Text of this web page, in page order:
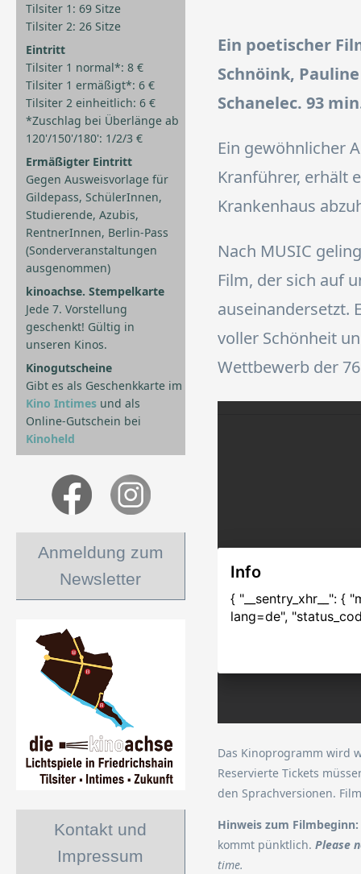
Ein poetischer
Schnöink,
Schanelec. 93
Ein gewöhnlicher
Kranführer, erhält
Krankenhaus
Nach MUSIC
Film, der sich auf
auseinandersetzt.
voller Schönheit
Wettbewerb der
Das Kinoprogramm wird
Reservierte Tickets
den Sprachversionen.
Hinweis zum Filmbeginn:
kommt pünktlich. Please
time.
Tilsiter 1: 69 Sitze
Tilsiter 2: 26 Sitze
Eintritt
Tilsiter 1 normal*: 8 €
Tilsiter 1 ermäßigt*: 6 €
Tilsiter 2 einheitlich: 6 €
*Zuschlag bei Überlänge ab
120'/150'/180': 1/2/3 €
Ermäßigter Eintritt
Gegen Ausweisvorlage für
Gildepass, SchülerInnen,
Studierende, Azubis,
RentnerInnen, Berlin-Pass
(Sonderveranstaltungen
ausgenommen)
kinoachse. Stempelkarte
Jede 7. Vorstellung
geschenkt! Gültig in
unseren Kinos.
Kinogutscheine
Gibt es als Geschenkkarte im
Kino Intimes und als
Online-Gutschein bei
Kinoheld
Anmeldung zum
Newsletter
Kontakt und
Impressum